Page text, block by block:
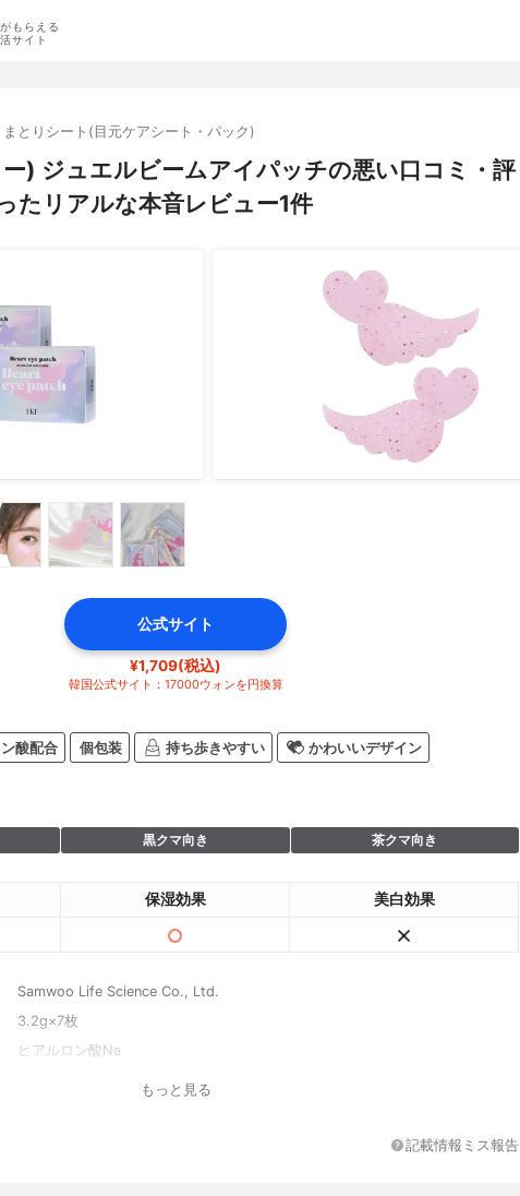
もらえる
サイト
まとりシート(目元ケアシート・パック)
) ジュエルビームアイパッチの悪い口コミ・評
たリアルな本音レビュー1件
公式サイト
¥1,709(税込)
韓国公式サイト：17000ウォンを円換算
酸配合 個包装 持ち歩きやすい かわいいデザイン
黒クマ向き 茶クマ向き
保湿効果 美白効果
Samwoo Life Science Co., Ltd.
3.2g×7枚
ヒアルロン酸Na
もっと見る
記載情報ミス報告